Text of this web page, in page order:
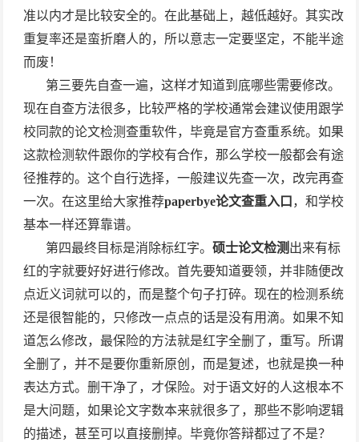
准以内才是比较安全的。在此基础上，越低越好。其实改
重复率还是蛮折磨人的，所以意志一定要坚定，不能半途
而废！
第三要先自查一遍，这样才知道到底哪些需要修改。
现在自查方法很多，比较严格的学校通常会建议使用跟学
校同款的论文检测查重软件，毕竟是官方查重系统。如果
这款检测软件跟你的学校有合作，那么学校一般都会有途
径推荐的。这个自行选择，一般建议先查一次，改完再查
一次。在这里给大家推荐paperbye论文查重入口 ，和学校
基本一样还算靠谱。
第四最终目标是消除标红字。硕士论文检测出来有标
红的字就要好好进行修改。首先要知道要领，并非随便改
点近义词就可以的，而是整个句子打碎。现在的检测系统
还是很智能的，只修改一点点的话是没有用滴。如果不知
道怎么修改，最保险的方法就是红字全删了，重写。所谓
全删了，并不是要你重新原创，而是复述，也就是换一种
表达方式。删干净了，才保险。对于语文好的人这根本不
是大问题，如果论文字数本来就很多了，那些不影响逻辑
的描述，甚至可以直接删掉。毕竟你答辩都过了不是？